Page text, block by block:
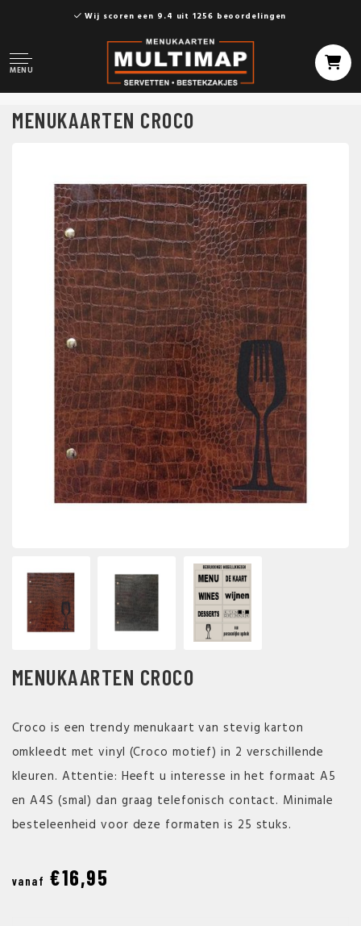
Wij scoren een 9.4 uit 1256 beoordelingen
MENU
MENUKAARTEN CROCO
MENUKAARTEN CROCO
Croco is een trendy menukaart van stevig karton
omkleedt met vinyl (Croco motief) in 2 verschillende
kleuren. Attentie: Heeft u interesse in het formaat A5
en A4S (smal) dan graag telefonisch contact. Minimale
besteleenheid voor deze formaten is 25 stuks.
vanaf €16,95